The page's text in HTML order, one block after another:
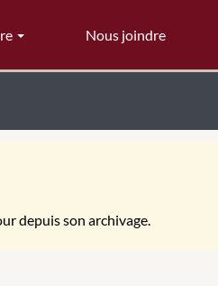
Nous joindre
depuis son archivage.